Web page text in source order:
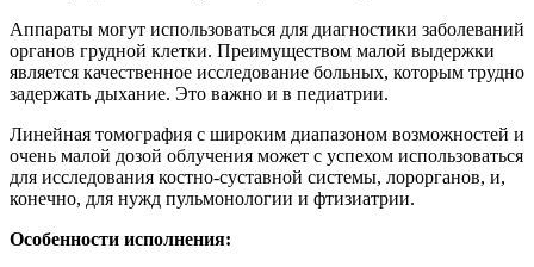
Аппараты могут использоваться для диагностики заболеваний
органов грудной клетки. Преимуществом малой выдержки
является качественное исследование больных, которым трудно
задержать дыхание. Это важно и в педиатрии.
Линейная томография с широким диапазоном возможностей и
очень малой дозой облучения может с успехом использоваться
для исследования костно-суставной системы, лорорганов, и,
конечно, для нужд пульмонологии и фтизиатрии.
Особенности исполнения: